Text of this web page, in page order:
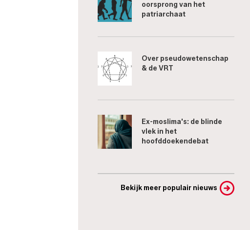
oorsprong van het
patriarchaat
Over pseudowetenschap
& de VRT
Ex-moslima's: de blinde
vlek in het
hoofddoekendebat
Bekijk meer populair nieuws